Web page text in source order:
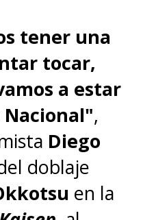
, aunque
cuál
primer trabajo
un anime.
tuvo un live-
, nos presenta
tener una
tocar,
a estar
,
Diego
doblaje
en la